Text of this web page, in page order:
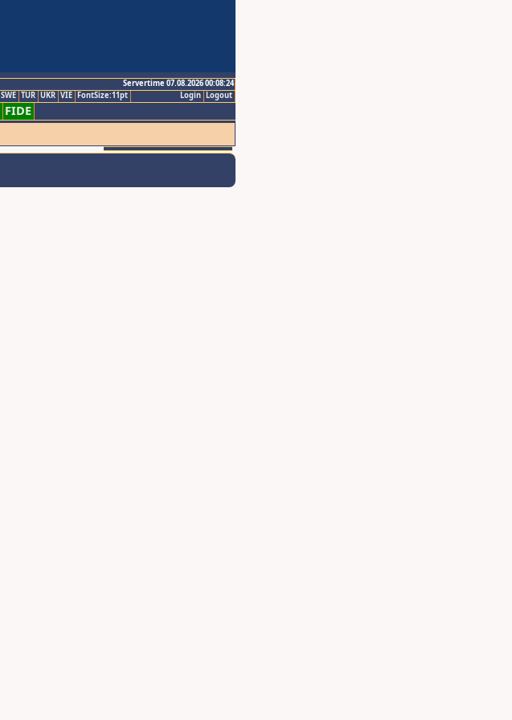
Servertime 07.08.2026 00:08:24
Logout
Login
SWE TUR UKR VIE FontSize:11pt
FIDE